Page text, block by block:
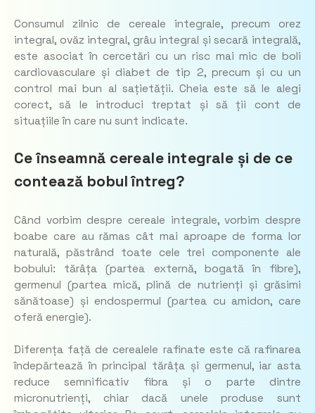
Consumul zilnic de cereale integrale, precum orez
integral, ovăz integral, grâu integral și secară integrală,
este asociat în cercetări cu un risc mai mic de boli
cardiovasculare și diabet de tip 2, precum și cu un
control mai bun al sațietății. Cheia este să le alegi
corect, să le introduci treptat și să ții cont de
situațiile în care nu sunt indicate.
Ce înseamnă cereale integrale și de ce
contează bobul întreg?
Când vorbim despre cereale integrale, vorbim despre
boabe care au rămas cât mai aproape de forma lor
naturală, păstrând toate cele trei componente ale
bobului: tărâța (partea externă, bogată în fibre),
germenul (partea mică, plină de nutrienți și grăsimi
sănătoase) și endospermul (partea cu amidon, care
oferă energie).
Diferența față de cerealele rafinate este că rafinarea
îndepărtează în principal tărâța și germenul, iar asta
reduce semnificativ fibra și o parte dintre
micronutrienți, chiar dacă unele produse sunt